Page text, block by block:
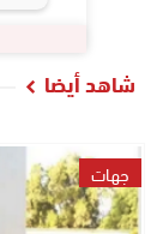
شاهد أيضا
جهات